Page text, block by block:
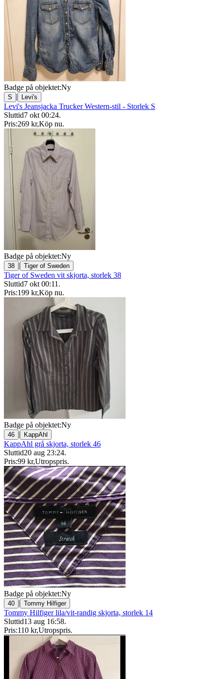
Badge på objektet:Ny
S | Levi's
Levi's Jeansjacka Trucker Western-stil - Storlek S
Sluttid7 okt 00:24.
Pris:269 kr,Köp nu.
Badge på objektet:Ny
38 | Tiger of Sweden
Tiger of Sweden vit skjorta, storlek 38
Sluttid7 okt 00:11 .
Pris:199 kr,Köp nu.
Badge på objektet:Ny
46 | KappAhl
KappAhl grå skjorta, storlek 46
Sluttid20 aug 23:24.
Pris:99 kr,Utropspris.
Badge på objektet:Ny
40 | Tommy Hilfiger
Tommy Hilfiger lila/vit-randig skjorta, storlek 14
Sluttid13 aug 16:58.
Pris:110 kr,Utropspris.